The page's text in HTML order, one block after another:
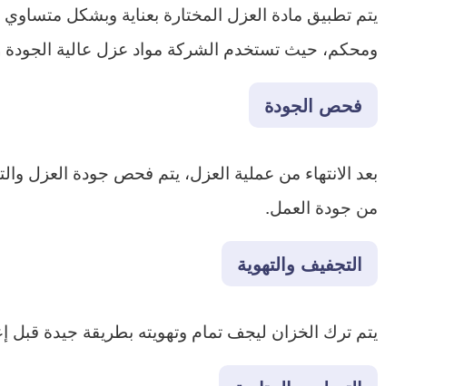
يتم تطبيق مادة العزل المختارة بعناية وبشكل
ومحكم، حيث تستخدم الشركة مواد عزل عالية
فحص الجودة
بعد الانتهاء من عملية العزل، يتم فحص جودة
من جودة العمل.
التجفيف والتهوية
يتم ترك الخزان ليجف تمام وتهويته بطريقة جيدة قبل